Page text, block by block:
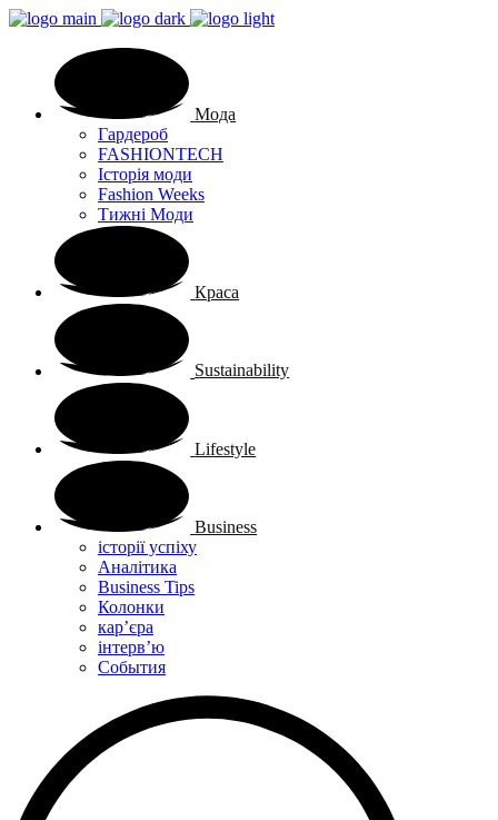
Мода
Гардероб
FASHIONTECH
Історія моди
Fashion Weeks
Тижні Моди
Краса
Sustainability
Lifestyle
Business
історії успіху
Аналітика
Business Tips
Колонки
кар’єра
інтерв’ю
Cобытия